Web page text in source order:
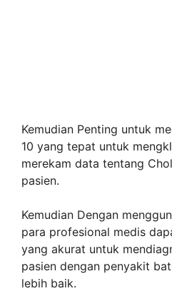
Kemudian Penting untuk
10 yang tepat untuk
merekam data tentang
pasien.
Kemudian Dengan
para profesional medis
yang akurat untuk
pasien dengan penyakit
lebih baik.